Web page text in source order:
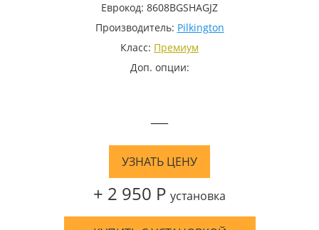
Еврокод: 8608BGSHAGJZ
Производитель: Pilkington
Класс: Премиум
Доп. опции:
—
УЗНАТЬ ЦЕНУ
+ 2 950 Р установка